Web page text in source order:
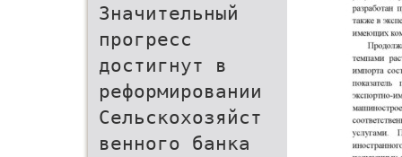
Значительный
прогресс
достигнут в
реформировании
Сельскохозяйст
венного банка